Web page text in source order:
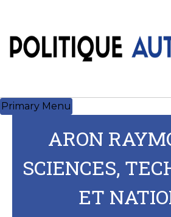
content
Primary Menu
ARON
SCIENCES,
ET